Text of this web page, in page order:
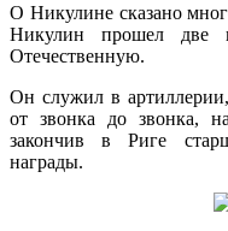
О Никулине сказано
Никулин прошел
Отечественную.
Он служил в
от звонка до звонка,
закончив в Риге
награды.